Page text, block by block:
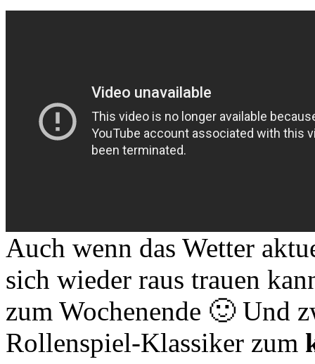
Auch wenn das Wetter
sich wieder raus trauen
zum Wochenende 🙂 Und
Rollenspiel-Klassiker zum